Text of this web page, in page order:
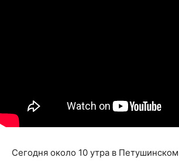
Сегодня около 10 утра в Петушинском